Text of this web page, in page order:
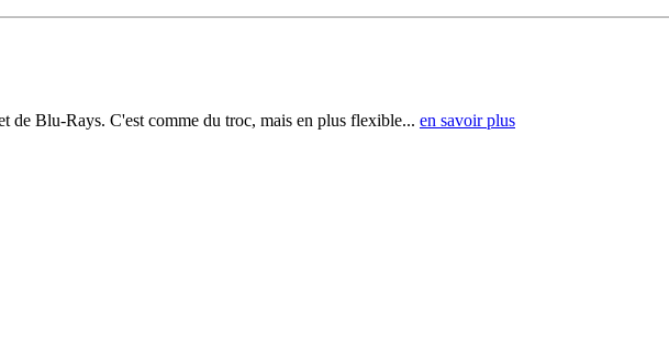
Blu-Rays. C'est comme du troc, mais en plus flexible... en savoir plus